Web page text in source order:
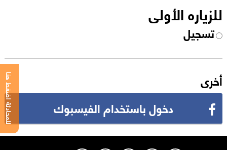
للزياره الأولى
تسجيل
أخرى
دخول باستخدام الفيسبوك
للمحادثة اضغط هنا